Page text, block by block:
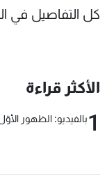
كل التفاصيل في
الأكثر قراءة
1بالفيديو: الظهور